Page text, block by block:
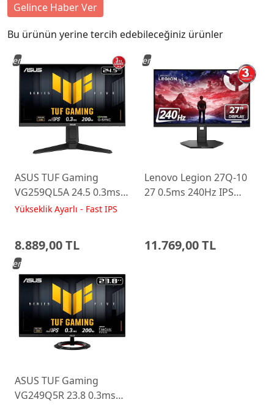
Gelince Haber Ver
Bu ürünün yerine tercih edebileceğiniz ürünler
ASUS TUF Gaming
VG259QL5A 24.5 0.3ms
200Hz Fast IPS Yükseklik
Yükseklik Ayarlı - Fast IPS
8.889,00 TL
Yeni
Lenovo Legion 27Q-10
27 0.5ms 240Hz IPS
11.769,00 TL
Yeni
ASUS TUF Gaming
VG249Q5R 23.8 0.3ms
Yeni